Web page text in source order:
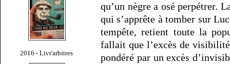
2016 - Livr'arbitres
qu’un nègre a osé perpétrer.
qui s’apprête à tomber sur
tempête, retient toute la
fallait que l’excès de
pondéré par un excès